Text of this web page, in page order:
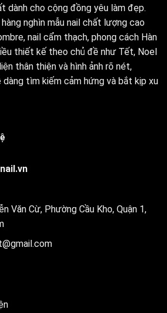
dành cho cộng đồng yêu làm đẹp.
nghìn mẫu nail chất lượng cao
nail cẩm thạch, phong cách Hàn
thiết kế theo chủ đề như Tết, Noel
thân thiện và hình ảnh rõ nét,
dàng tìm kiếm cảm hứng và bắt kịp xu
Văn Cừ, Phường Cầu Kho, Quận 1,